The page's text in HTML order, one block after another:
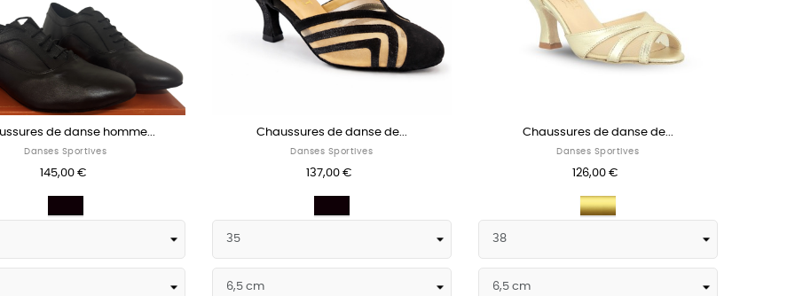
de danse homme...
Danses Sportives
145,00 €
Chaussures de danse de...
Danses Sportives
137,00 €
Chaussures de danse de...
Danses Sportives
126,00 €
Dorée